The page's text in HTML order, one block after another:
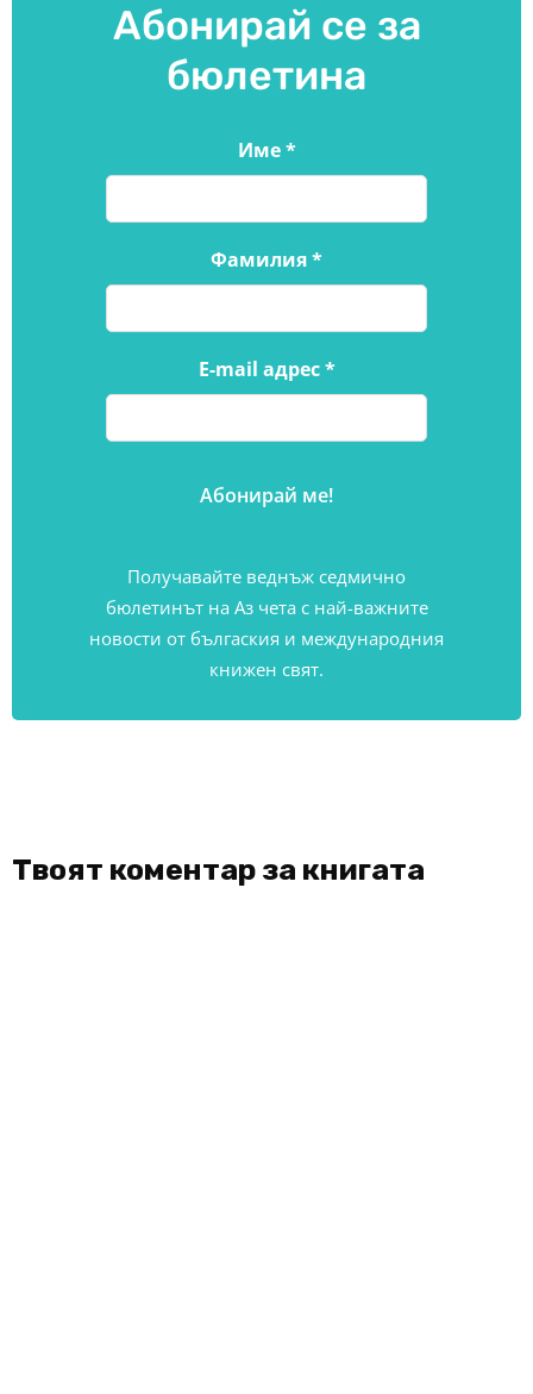
Абонирай се за
бюлетина
Име*
Фамилия*
E-mail адрес*
Получавайте веднъж седмично
бюлетинът на Аз чета с най-важните
новости от бългаския и международния
книжен свят.
Твоят коментар за книгата